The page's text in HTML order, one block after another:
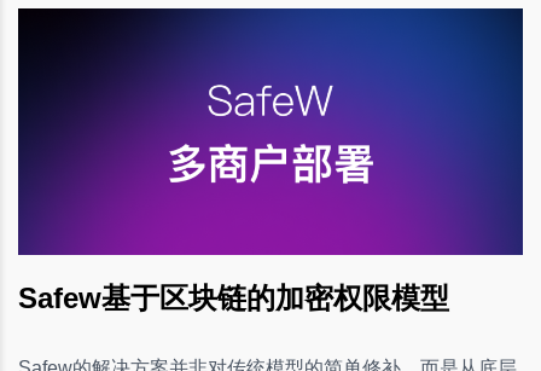
Safew基于区块链的加密权限模型